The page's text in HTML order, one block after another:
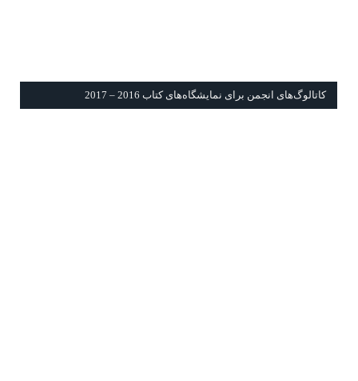
كاتالوگ‌های انجمن برای نمايشگاه‌های كتاب 2016 – 2017